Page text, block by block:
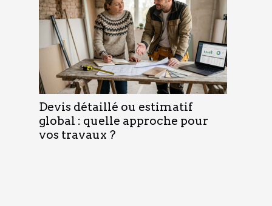
Devis détaillé ou estimatif
global : quelle approche pour
vos travaux ?